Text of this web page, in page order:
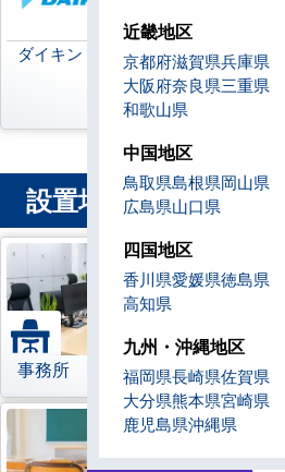
ダイキン
日本キヤリア
(旧:東芝キヤリ
ア)
設置場所 から業務
事務所 レスト
近畿地区
京都府滋賀県兵庫県
大阪府奈良県三重県
和歌山県
中国地区
鳥取県島根県岡山県
広島県山口県
四国地区
香川県愛媛県徳島県
高知県
九州・沖縄地区
福岡県長崎県佐賀県
大分県熊本県宮崎県
鹿児島県沖縄県